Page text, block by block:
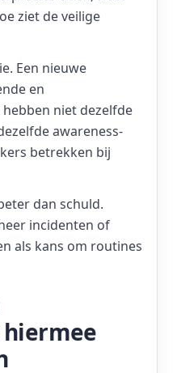
ziet de veilige
Een nieuwe
en
niet dezelfde
awareness-
betrekken bij
dan schuld.
incidenten of
als kans om routines